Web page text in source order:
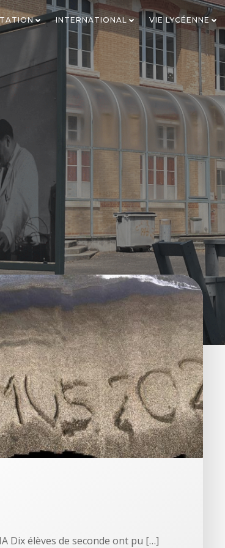
INTERNATIONAL VIE LYCÉENNE
Dix élèves de seconde ont pu […]